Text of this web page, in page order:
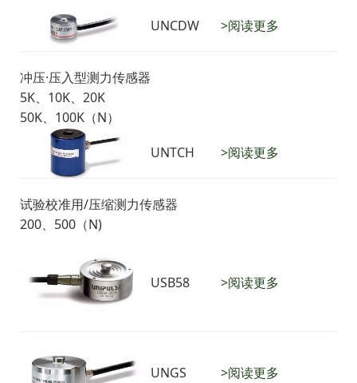
UNCDW >阅读更多
冲压·压入型测力传感器
5K、10K、20K
50K、100K（N）
UNTCH >阅读更多
试验校准用/压缩测力传感器
200、500（N)
USB58 >阅读更多
UNGS >阅读更多